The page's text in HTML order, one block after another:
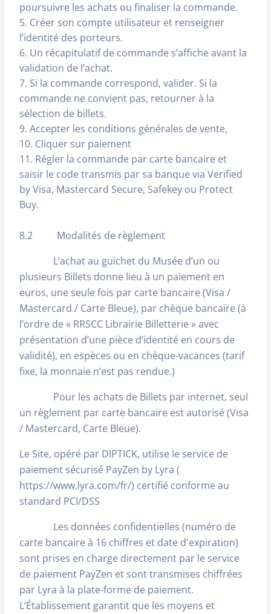
poursuivre les achats ou finaliser la commande.
5. Créer son compte utilisateur et renseigner
l’identité des porteurs.
6. Un récapitulatif de commande s’affiche avant la
validation de l’achat.
7. Si la commande correspond, valider. Si la
commande ne convient pas, retourner à la
sélection de billets.
9. Accepter les conditions générales de vente,
10. Cliquer sur paiement
11. Régler la commande par carte bancaire et
saisir le code transmis par sa banque via Verified
by Visa, Mastercard Secure, Safekey ou Protect
Buy.
8.2 Modalités de règlement
L’achat au guichet du Musée d’un ou
plusieurs Billets donne lieu à un paiement en
euros, une seule fois par carte bancaire (Visa /
Mastercard / Carte Bleue), par chèque bancaire (à
l’ordre de « RRSCC Librairie Billetterie » avec
présentation d’une pièce d’identité en cours de
validité), en espèces ou en chèque-vacances (tarif
fixe, la monnaie n’est pas rendue.)
Pour les achats de Billets par internet, seul
un règlement par carte bancaire est autorisé (Visa
/ Mastercard, Carte Bleue).
Le Site, opéré par DIPTICK, utilise le service de
paiement sécurisé PayZen by Lyra (
https://www.lyra.com/fr/) certifié conforme au
standard PCI/DSS
Les données confidentielles (numéro de
carte bancaire à 16 chiffres et date d'expiration)
sont prises en charge directement par le service
de paiement PayZen et sont transmises chiffrées
par Lyra à la plate-forme de paiement.
L’Établissement garantit que les moyens et